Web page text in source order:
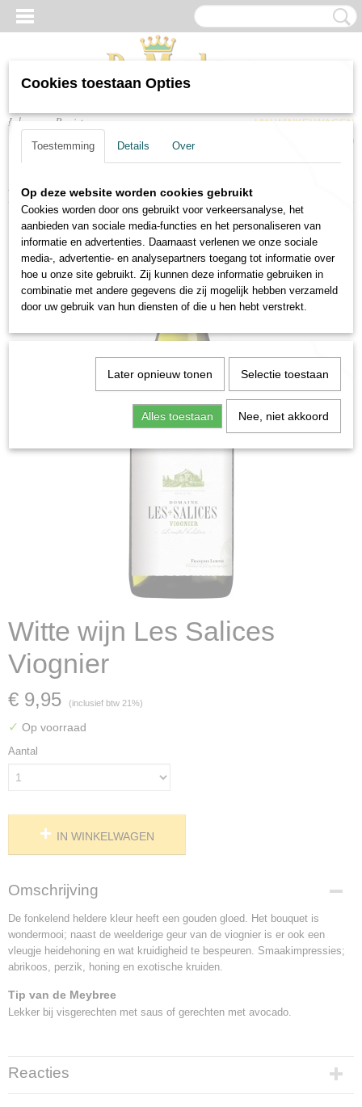
Inloggen Registreren
UW WINKELWAGEN
(0)
Home > > Witte wijnen Witte wijn Les Salices Viognier
Witte wijn Les Salices
Viognier
€ 9,95 (inclusief btw 21%)
✓ Op voorraad
Aantal
IN WINKELWAGEN
Omschrijving
De fonkelend heldere kleur heeft een gouden gloed. Het bouquet is
wondermooi; naast de weelderige geur van de viognier is er ook een
vleugje heidehoning en wat kruidigheid te bespeuren. Smaakimpressies;
abrikoos, perzik, honing en exotische kruiden.
Tip van de Meybree
Lekker bij visgerechten met saus of gerechten met avocado.
Reacties
Cookies toestaan Opties
Toestemming Details Over
Op deze website worden cookies gebruikt
Cookies worden door ons gebruikt voor verkeersanalyse, het
aanbieden van sociale media-functies en het personaliseren van
informatie en advertenties. Daarnaast verlenen we onze sociale
media-, advertentie- en analysepartners toegang tot informatie over
hoe u onze site gebruikt. Zij kunnen deze informatie gebruiken in
combinatie met andere gegevens die zij mogelijk hebben verzameld
door uw gebruik van hun diensten of die u hen hebt verstrekt.
Later opnieuw tonen Selectie toestaan
Alles toestaan Nee, niet akkoord